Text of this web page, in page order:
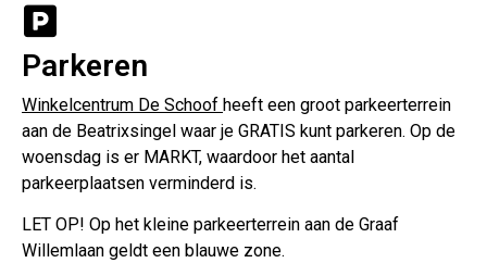
Parkeren
Winkelcentrum De Schoof heeft een groot parkeerterrein
aan de Beatrixsingel waar je GRATIS kunt parkeren. Op de
woensdag is er MARKT, waardoor het aantal
parkeerplaatsen verminderd is.
LET OP! Op het kleine parkeerterrein aan de Graaf
Willemlaan geldt een blauwe zone.